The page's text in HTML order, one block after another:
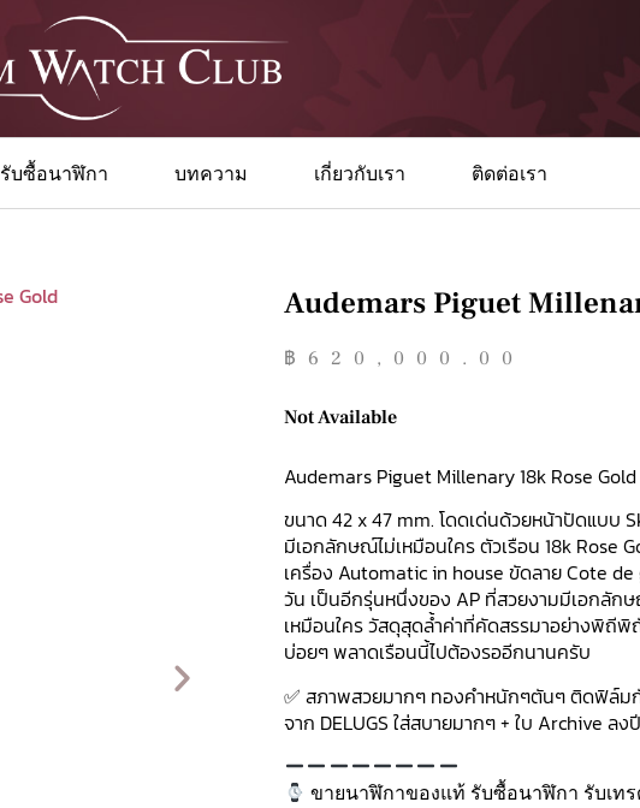
รับซื้อนาฬิกา บทความ เกี่ยวกับเรา ติดต่อเรา
Audemars Piguet
฿ 620,000.00
Not Available
Audemars Piguet Millenary 18k Rose Gold
ขนาด 42 x 47 mm. โดดเด่นด้วยหน้าปัดแบบ
มีเอกลักษณ์ไม่เหมือนใคร ตัวเรือน 18k Rose
เครื่อง Automatic in house ขัดลาย Cote
วัน เป็นอีกรุ่นหนึ่งของ AP ที่สวยงามมีเอกลัก
เหมือนใคร วัสดุสุดล้ำค่าที่คัดสรรมาอย่างพิถี
บ่อยๆ พลาดเรือนนี้ไปต้องรออีกนานครับ
✅ สภาพสวยมากๆ ทองคำหนักๆตันๆ ติดฟิล์ม
จาก DELUGS ใส่สบายมากๆ + ใบ Archive ลง
ขายนาฬิกาของแท้ รับซื้อนาฬิกา รับเท